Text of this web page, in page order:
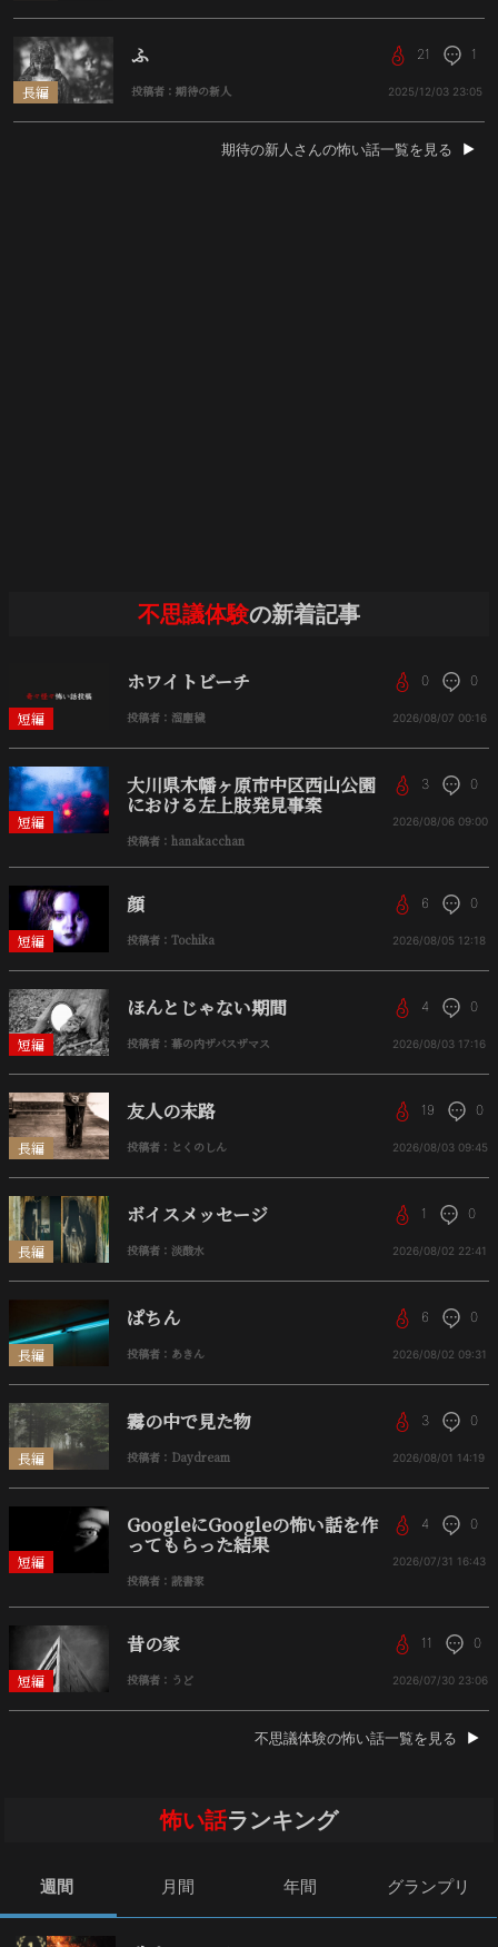
長編
ふ
投稿者：期待の新人
21 1
2025/12/03 23:05
期待の新人さんの怖い話一覧を見る
不思議体験の新着記事
短編
ホワイトビーチ
投稿者：溜塵穢
0 0
2026/08/07 00:16
短編
大川県木幡ヶ原市中区西山公園
における左上肢発見事案
投稿者：hanakacchan
3 0
2026/08/06 09:00
短編
顔
投稿者：Tochika
6 0
2026/08/05 12:18
短編
ほんとじゃない期間
投稿者：幕の内ザバスザマス
4 0
2026/08/03 17:16
長編
友人の末路
投稿者：とくのしん
19 0
2026/08/03 09:45
長編
ボイスメッセージ
投稿者：淡酸水
1 0
2026/08/02 22:41
長編
ぱちん
投稿者：あきん
6 0
2026/08/02 09:31
長編
霧の中で見た物
投稿者：Daydream
3 0
2026/08/01 14:19
短編
GoogleにGoogleの怖い話を作
ってもらった結果
投稿者：読書家
4 0
2026/07/31 16:43
短編
昔の家
投稿者：うど
11 0
2026/07/30 23:06
不思議体験の怖い話一覧を見る
怖い話ランキング
週間 月間 年間 グランプリ